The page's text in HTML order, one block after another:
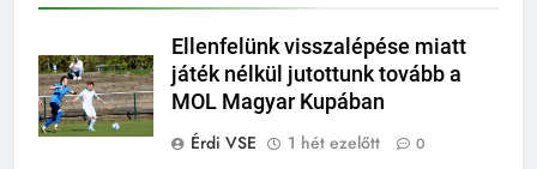
Ellenfelünk visszalépése miatt
játék nélkül jutottunk tovább a
MOL Magyar Kupában
Érdi VSE
1 hét ezelőtt 0